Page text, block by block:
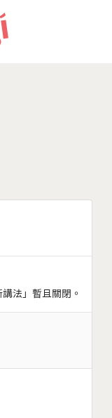
法」暫且關閉。